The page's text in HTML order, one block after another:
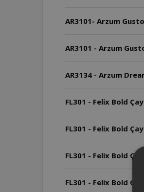
AR3101- Arzum
AR3101 - Arzum
AR3134 - Arzum
FL301 - Felix Bold
FL301 - Felix Bold
FL301 - Felix Bold
FL301 - Felix Bold